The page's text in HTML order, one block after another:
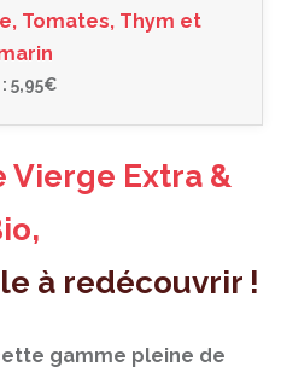
Tomates, Thym et
: 5,95€
Vierge Extra &
à redécouvrir !
gamme pleine de